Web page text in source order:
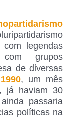
legendas
grupos
de diversas
, um mês
já haviam 30
passaria
políticas na